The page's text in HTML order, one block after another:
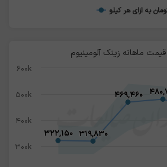
به ازای هر کیلو
ماهانه زینک آلومینیوم
۳۲۲,۱۵۰
۳۲۲,۱۵۰ ۳۱۹,۸۳۰
۳۱۹,۸۳۰
۴۶۹,۴۶۰
۴۶۹,۴۶۰
۳۰۰k
۴۰۰k
۵۰۰k
۶۰۰k